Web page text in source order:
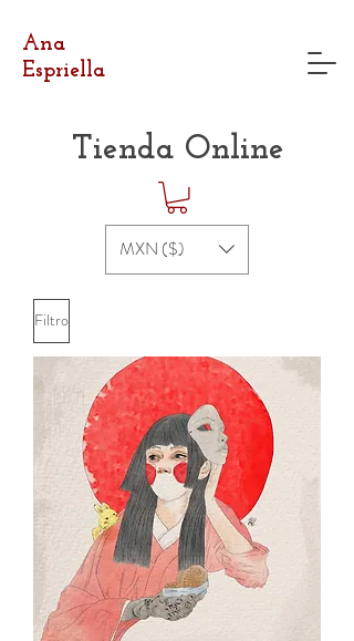
Ana
Espriella
Tienda Online
MXN ($)
Filtro